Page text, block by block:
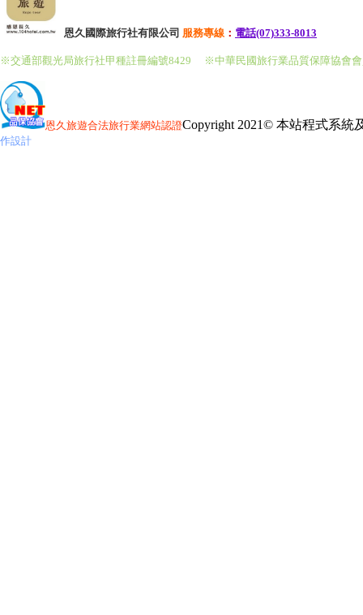
恩久國際旅行社有限公司 服務專線 ： 電話(07)333-8013
※交通部觀光局旅行社甲種註冊編號8429 ※中華民國旅行業品質保障協會
恩久旅遊合法旅行業網站認證Copyright 2021© 本站程式系統
作設計